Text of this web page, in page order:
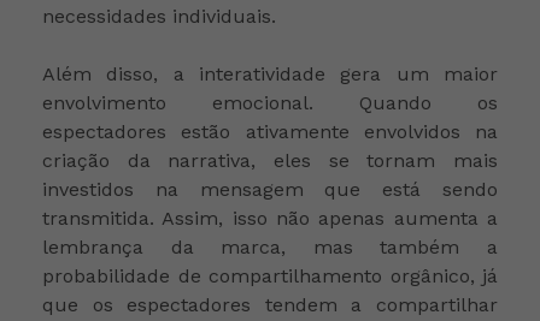
necessidades individuais.
Além disso, a interatividade gera um maior
envolvimento emocional. Quando os
espectadores estão ativamente envolvidos na
criação da narrativa, eles se tornam mais
investidos na mensagem que está sendo
transmitida. Assim, isso não apenas aumenta a
lembrança da marca, mas também a
probabilidade de compartilhamento orgânico, já
que os espectadores tendem a compartilhar